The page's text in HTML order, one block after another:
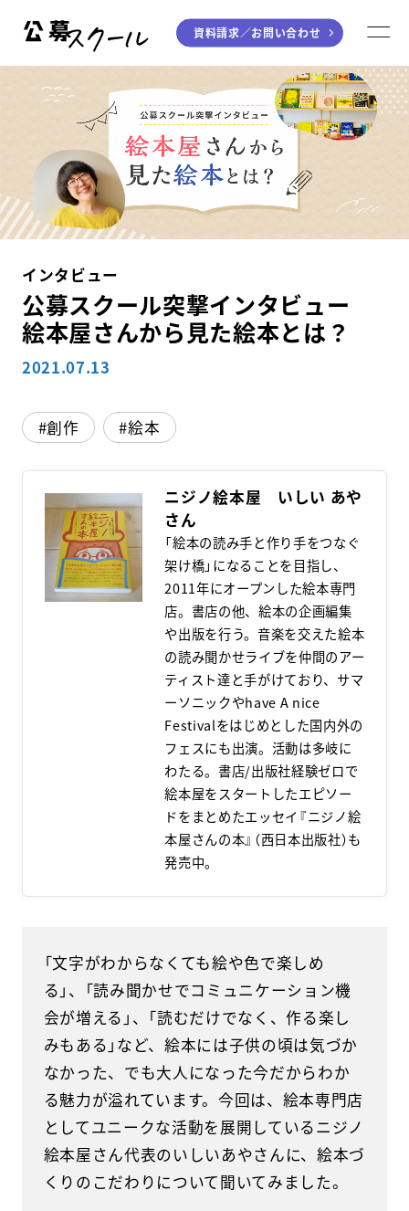
ジャンルから探す
エッセイ
童話
ライティング
川柳・短歌・俳句
音楽（作詞・作曲）
アート・絵本
学び方から探す
デジタル講座
入門・実践講座
コンセプト
受講の流れ
ニュース
資料請求／お問い合わせ
資料請求／お問い合わせ
オンライン課題提出
インタビュー
公募スクール突撃インタビュー
絵本屋さんから見た絵本とは？
2021.07.13
創作 絵本
ニジノ絵本屋 いしい あや
「絵本の読み手と作り手をつなぐ
架け橋」になることを目指し、
2011年にオープンした絵本専門
店。書店の他、絵本の企画編集
や出版を行う。音楽を交えた絵本
の読み聞かせライブを仲間のアー
ティスト達と手がけており、サマ
ーソニックやhave A nice
Festivalをはじめとした国内外の
フェスにも出演。活動は多岐に
わたる。書店/出版社経験ゼロで
絵本屋をスタートしたエピソー
ドをまとめたエッセイ『ニジノ絵
本屋さんの本』（西日本出版社）も
発売中。
「文字がわからなくても絵や色で楽しめ
る」、「読み聞かせでコミュニケーション機
会が増える」、「読むだけでなく、作る楽し
みもある」など、絵本には子供の頃は気づか
なかった、でも大人になった今だからわか
る魅力が溢れています。今回は、絵本専門店
としてユニークな活動を展開しているニジノ
絵本屋さん代表のいしいあやさんに、絵本づ
くりのこだわりについて聞いてみました。